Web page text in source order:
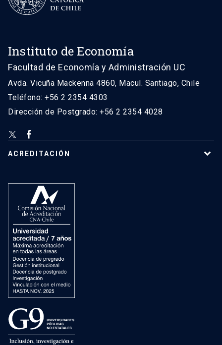
Instituto de Economía
Facultad de Economía y Administración UC
Avda. Vicuña Mackenna 4860, Macul. Santiago, Chile
Teléfono: +56 2 2354 4303
Dirección de Postgrado: +56 2 2354 4028
ACREDITACIÓN